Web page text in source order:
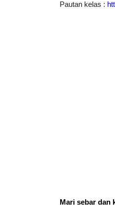
Pautan kelas :
Mari sebar dan